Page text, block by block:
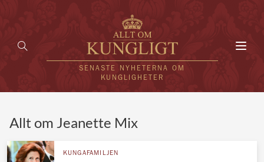
SENASTE NYHETERNA OM
KUNGLIGHETER
Allt om Jeanette Mix
KUNGAFAMILJEN